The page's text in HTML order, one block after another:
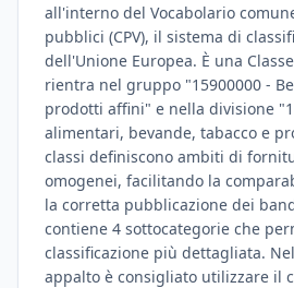
all'interno del Vocabolario
pubblici (CPV), il sistema di
dell'Unione Europea. È una
rientra nel gruppo "15900000 -
prodotti affini" e nella divisione
alimentari, bevande, tabacco e
classi definiscono ambiti di
omogenei, facilitando la
la corretta pubblicazione dei
contiene 4 sottocategorie che
classificazione più dettagliata.
appalto è consigliato utilizzare il